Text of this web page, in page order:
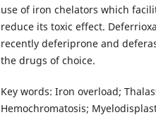
use of iron chelators which
reduce its toxic effect.
recently deferiprone and
the drugs of choice.
Key words: Iron overload;
Hemochromatosis;